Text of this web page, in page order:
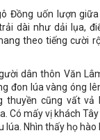
Đồng uốn lượn
dài như dải lụa,
theo tiếng cười
dân thôn Văn
đon lúa vàng óng
thuyền cũng vất
Có mấy vị khách
Nhìn thấy họ hào